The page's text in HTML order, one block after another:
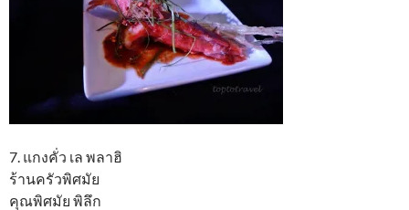
7. แกงคั่ว เล พลาฮิ
ร้านครัวพิศมัย
คุณพิศมัย พิลึก